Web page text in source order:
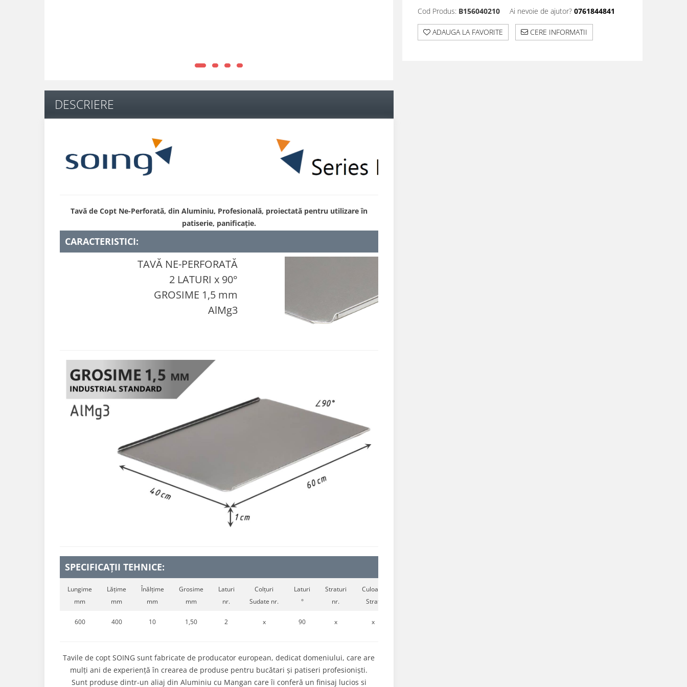
Cod Produs: B156040210 Ai nevoie de ajutor? 0761844841
ADAUGA LA FAVORITE CERE INFORMATII
DESCRIERE
Tavă de Copt Ne-Perforată, din Aluminiu, Profesională, proiectată pentru utilizare în
patiserie, panificație.
CARACTERISTICI:
TAVĂ NE-PERFORATĂ
2 LATURI x 90°
GROSIME 1,5 mm
AlMg3
SPECIFICAȚII TEHNICE:
Lungime
mm
Lățime
mm
Înălțime
mm
Grosime
mm
Laturi
nr.
Colțuri
Sudate nr.
Laturi
°
Straturi
nr.
Culoare
Strat
600 400 10 1,50 2 x 90 x x
Tavile de copt SOING sunt fabricate de producator european, dedicat domeniului, care are
mulți ani de experiență în crearea de produse pentru bucătari și patiseri profesioniști.
Sunt produse dintr-un aliaj din Aluminiu cu Mangan care îi conferă un finisaj lucios si